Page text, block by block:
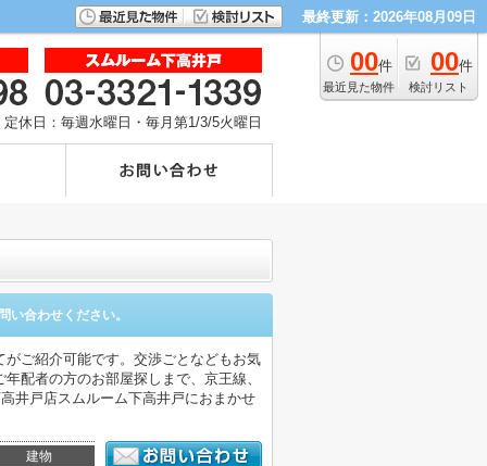
最終更新：2026年08月09日
00件
最近見た物件
00件
検討リスト
定休日：毎週水曜日・毎月第1/3/5火曜日
い合わせください。
ご紹介可能です。交渉ごとなどもお気
配者の方のお部屋探しまで、京王線、
井戸店スムルーム下高井戸におまかせ
建物